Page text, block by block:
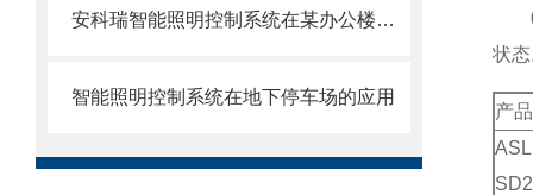
安科瑞智能照明控制系统在某办公楼上的应用
智能照明控制系统在地下停车场的应用
0-
状
产